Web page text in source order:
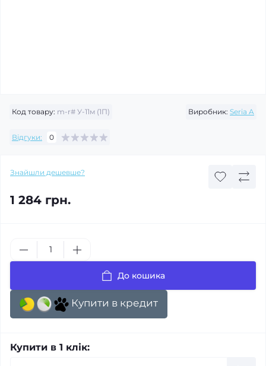
Код товару: m-r# У-11м (1П) Виробник: Seria A
Відгуки: 0
Знайшли дешевше?
1 284 грн.
До кошика
Купити в кредит
Купити в 1 клік: